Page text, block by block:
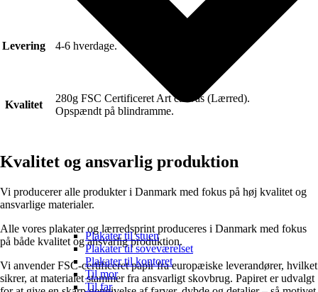
Plakater til stuen
Plakater til soveværelset
Plakater til kontoret
Til mor
Til far
Levering 4-6 hverdage.
Kvalitet
280g FSC Certificeret Art canvas (Lærred).
Opspændt på blindramme.
Kvalitet og ansvarlig produktion
Vi producerer alle produkter i Danmark med fokus på høj kvalitet og
ansvarlige materialer.
Alle vores plakater og lærredsprint produceres i Danmark med fokus
på både kvalitet og ansvarlig produktion.
Vi anvender FSC-certificeret papir fra europæiske leverandører, hvilket
sikrer, at materialet stammer fra ansvarligt skovbrug. Papiret er udvalgt